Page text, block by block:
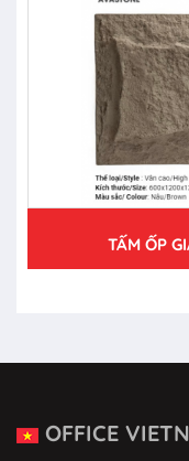
TẤM ỐP
OFFICE